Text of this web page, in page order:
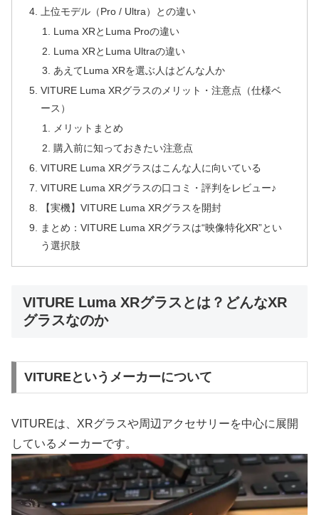
上位モデル（Pro / Ultra）との違い
Luma XRとLuma Proの違い
Luma XRとLuma Ultraの違い
あえてLuma XRを選ぶ人はどんな人か
VITURE Luma XRグラスのメリット・注意点（仕様ベ
ース）
メリットまとめ
購入前に知っておきたい注意点
VITURE Luma XRグラスはこんな人に向いている
VITURE Luma XRグラスの口コミ・評判をレビュー♪
【実機】VITURE Luma XRグラスを開封
まとめ：VITURE Luma XRグラスは“映像特化XR”とい
う選択肢
VITURE Luma XRグラスとは？どんなXR
グラスなのか
VITUREというメーカーについて
VITUREは、XRグラスや周辺アクセサリーを中心に展開
しているメーカーです。